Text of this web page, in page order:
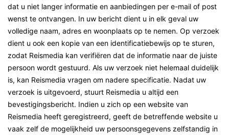
dat u niet langer informatie en aanbiedingen per e-mail of post
wenst te ontvangen. In uw bericht dient u in elk geval uw
volledige naam, adres en woonplaats op te nemen. Op verzoek
dient u ook een kopie van een identificatiebewijs op te sturen,
zodat Reismedia kan verifiëren dat de informatie naar de juiste
persoon wordt gestuurd. Als uw verzoek niet helemaal duidelijk
is, kan Reismedia vragen om nadere specificatie. Nadat uw
verzoek is uitgevoerd, stuurt Reismedia u altijd een
bevestigingsbericht. Indien u zich op een website van
Reismedia heeft geregistreerd, geeft de betreffende website u
vaak zelf de mogelijkheid uw persoonsgegevens zelfstandig in